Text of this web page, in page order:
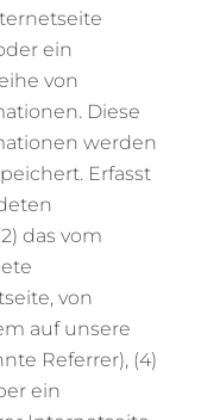
ein
von
Diese
werden
Erfasst
das vom
von
auf unsere
Referrer), (4)
ein